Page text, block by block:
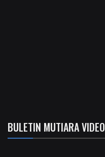
BULETIN MUTIARA VIDEO